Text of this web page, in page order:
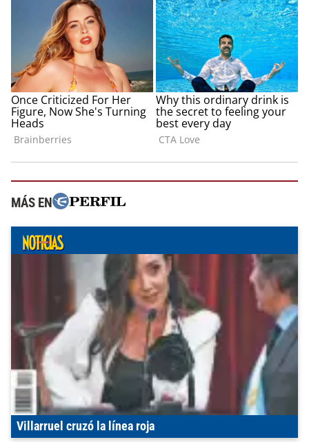
MÁS EN
Villarruel cruzó la línea roja